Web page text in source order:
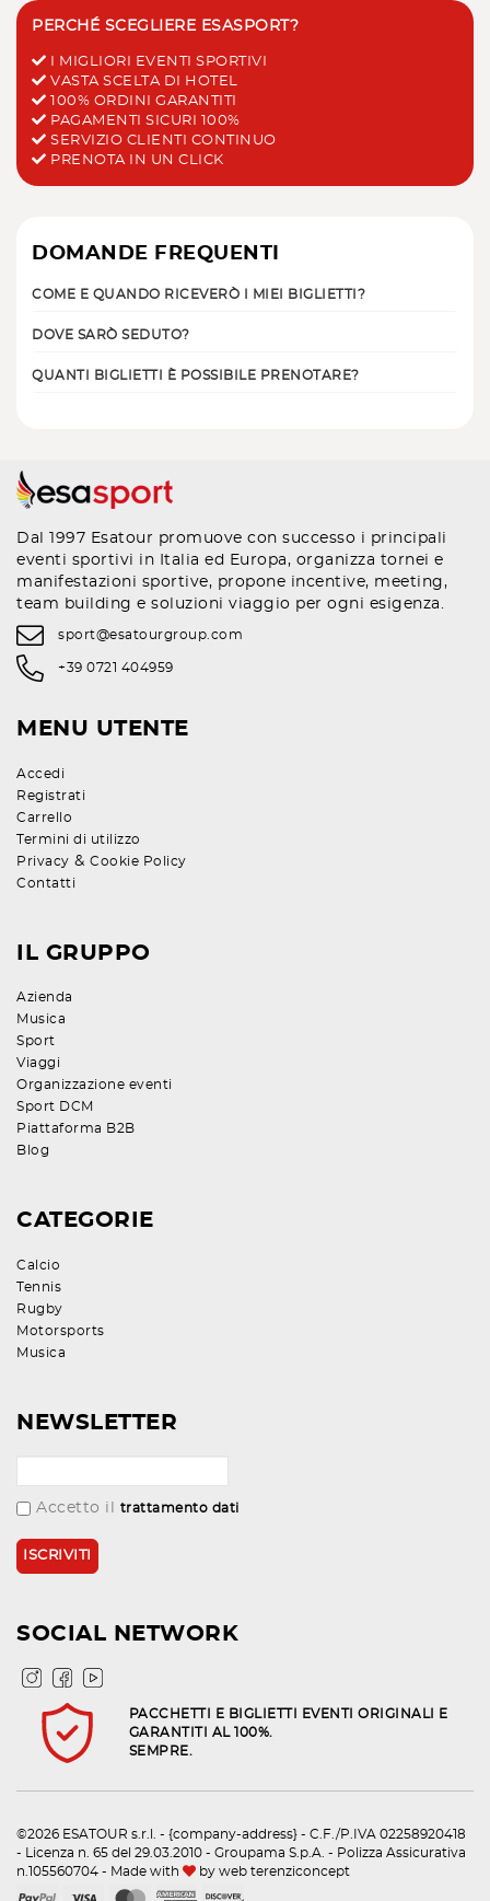
PERCHÉ SCEGLIERE ESASPORT?
I MIGLIORI EVENTI SPORTIVI
VASTA SCELTA DI HOTEL
100% ORDINI GARANTITI
PAGAMENTI SICURI 100%
SERVIZIO CLIENTI CONTINUO
PRENOTA IN UN CLICK
DOMANDE FREQUENTI
COME E QUANDO RICEVERÒ I MIEI BIGLIETTI?
DOVE SARÒ SEDUTO?
QUANTI BIGLIETTI È POSSIBILE PRENOTARE?
Dal 1997 Esatour promuove con successo i principali
eventi sportivi in Italia ed Europa, organizza tornei e
manifestazioni sportive, propone incentive, meeting,
team building e soluzioni viaggio per ogni esigenza.
sport@esatourgroup.com
+39 0721 404959
MENU UTENTE
Accedi
Registrati
Carrello
Termini di utilizzo
Privacy & Cookie Policy
Contatti
IL GRUPPO
Azienda
Musica
Sport
Viaggi
Organizzazione eventi
Sport DCM
Piattaforma B2B
Blog
CATEGORIE
Calcio
Tennis
Rugby
Motorsports
Musica
NEWSLETTER
Accetto il trattamento dati
SOCIAL NETWORK
PACCHETTI E BIGLIETTI EVENTI ORIGINALI E
GARANTITI AL 100%.
SEMPRE.
©2026 ESATOUR s.r.l. - {company-address} - C.F./P.IVA 02258920418
- Licenza n. 65 del 29.03.2010 - Groupama S.p.A. - Polizza Assicurativa
n.105560704 - Made with
by web terenziconcept